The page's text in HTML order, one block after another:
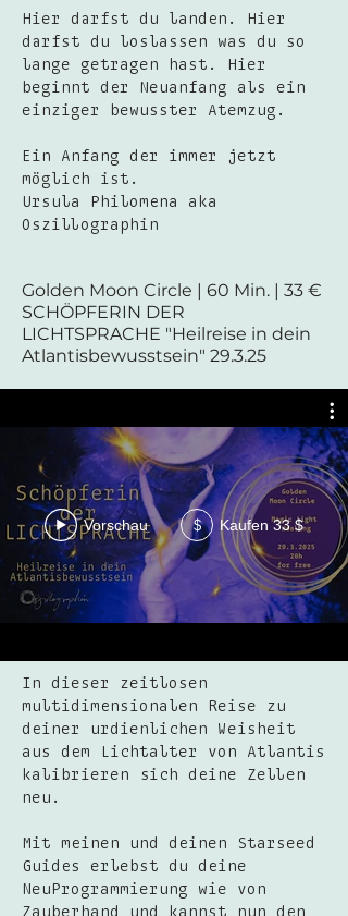
Hier darfst du landen. Hier
darfst du loslassen was du so
lange getragen hast. Hier
beginnt der Neuanfang als ein
einziger bewusster Atemzug.
Ein Anfang der immer jetzt
möglich ist.
Ursula Philomena aka
Oszillographin
Golden Moon Circle | 60 Min. | 33 €
SCHÖPFERIN DER
LICHTSPRACHE "Heilreise in dein
Atlantisbewusstsein" 29.3.25
Vorschau $ Kaufen 33 $
In dieser zeitlosen
multidimensionalen Reise zu
deiner urdienlichen Weisheit
aus dem Lichtalter von Atlantis
kalibrieren sich deine Zellen
neu.
Mit meinen und deinen Starseed
Guides erlebst du deine
NeuProgrammierung wie von
Zauberhand und kannst nun den